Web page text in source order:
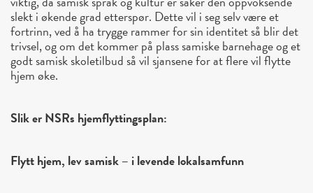
slekt i økende grad etterspør. Dette vil i seg selv være et
fortrinn, ved å ha trygge rammer for sin identitet så blir det
trivsel, og om det kommer på plass samiske barnehage og et
godt samisk skoletilbud så vil sjansene for at flere vil flytte
hjem øke.
Slik er NSRs hjemflyttingsplan:
Flytt hjem, lev samisk – i levende lokalsamfunn